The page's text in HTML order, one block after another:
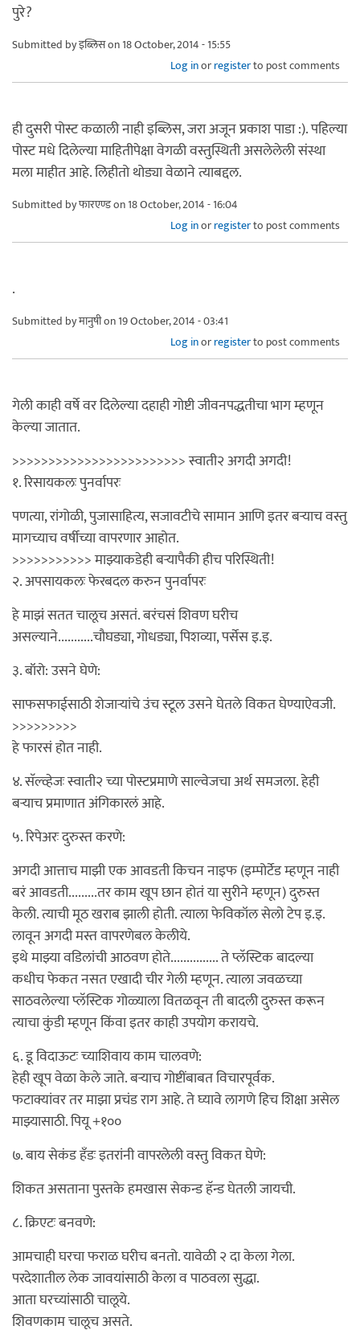
पुरे?
Submitted byइब्लिसon 18 October, 2014 - 15:55
Log inorregisterto post comments
ही दुसरी पोस्ट कळाली नाही इब्लिस, जरा अजून प्रकाश पाडा :). पहिल्या
पोस्ट मधे दिलेल्या माहितीपेक्षा वेगळी वस्तुस्थिती असलेलेली संस्था
मला माहीत आहे. लिहीतो थोड्या वेळाने त्याबद्दल.
Submitted byफारएण्डon 18 October, 2014 - 16:04
Log inorregisterto post comments
.
Submitted byमानुषीon 19 October, 2014 - 03:41
Log inorregisterto post comments
गेली काही वर्षे वर दिलेल्या दहाही गोष्टी जीवनपद्धतीचा भाग म्हणून
केल्या जातात.
>>>>>>>>>>>>>>>>>>>>>>>> स्वाती२ अगदी अगदी!
१. रिसायकलः पुनर्वापरः
पणत्या, रांगोळी, पुजासाहित्य, सजावटीचे सामान आणि इतर बर्‍याच वस्तु
मागच्याच वर्षीच्या वापरणार आहोत.
>>>>>>>>>>> माझ्याकडेही बर्‍यापैकी हीच परिस्थिती!
२. अपसायकलः फेरबदल करुन पुनर्वापरः
हे माझं सतत चालूच असतं. बरंचसं शिवण घरीच
असल्याने...........चौघड्या, गोधड्या, पिशव्या, पर्सेस इ.इ.
३. बॉरो: उसने घेणे:
साफसफाईसाठी शेजार्‍यांचे उंच स्टूल उसने घेतले विकत घेण्याऐवजी.
>>>>>>>>>
हे फारसं होत नाही.
४. सॅल्व्हेजः स्वाती२ च्या पोस्टप्रमाणे साल्वेजचा अर्थ समजला. हेही
बर्‍याच प्रमाणात अंगिकारलं आहे.
५. रिपेअरः दुरुस्त करणे:
अगदी आत्ताच माझी एक आवडती किचन नाइफ (इम्पोर्टेड म्हणून नाही
बरं आवडती.........तर काम खूप छान होतं या सुरीने म्हणून) दुरुस्त
केली. त्याची मूठ खराब झाली होती. त्याला फेविकॉल सेलो टेप इ.इ.
लावून अगदी मस्त वापरणेबल केलीये.
इथे माझ्या वडिलांची आठवण होते............... ते प्लॅस्टिक बादल्या
कधीच फेकत नसत एखादी चीर गेली म्हणून. त्याला जवळच्या
साठवलेल्या प्लॅस्टिक गोळ्याला वितळवून ती बादली दुरुस्त करून
त्याचा कुंडी म्हणून किंवा इतर काही उपयोग करायचे.
६. डू विदाऊटः च्याशिवाय काम चालवणे:
हेही खूप वेळा केले जाते. बर्‍याच गोष्टींबाबत विचारपूर्वक.
फटाक्यांवर तर माझा प्रचंड राग आहे. ते घ्यावे लागणे हिच शिक्षा असेल
माझ्यासाठी. पियू +१००
७. बाय सेकंड हँडः इतरांनी वापरलेली वस्तु विकत घेणे:
शिकत असताना पुस्तके हमखास सेकन्ड हॅन्ड घेतली जायची.
८. क्रिएटः बनवणे:
आमचाही घरचा फराळ घरीच बनतो. यावेळी २ दा केला गेला.
परदेशातील लेक जावयांसाठी केला व पाठवला सुद्धा.
आता घरच्यांसाठी चालूये.
शिवणकाम चालूच असते.